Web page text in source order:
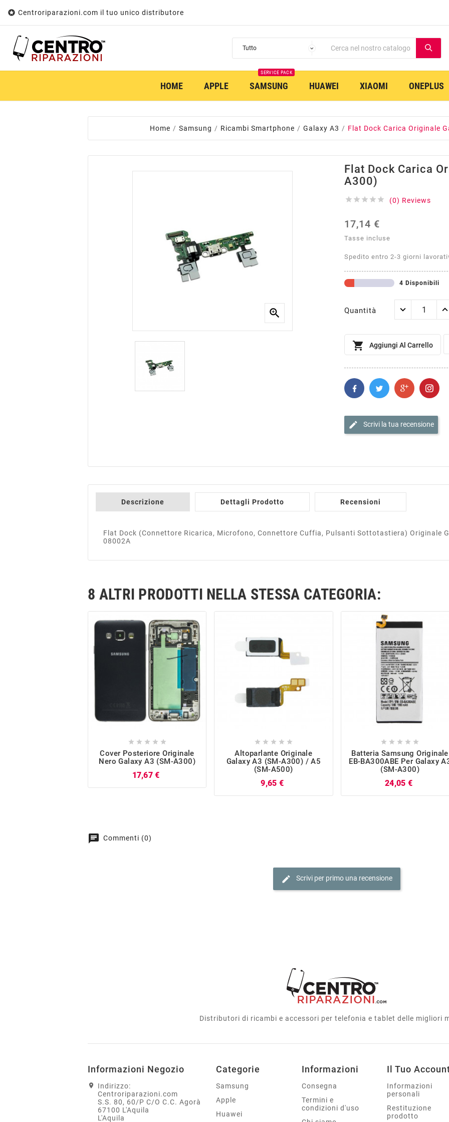
 Centroriparazioni.com il tuo unico distributore
HOME APPLE SAMSUNG
SERVICE PACK
HUAWEI XIAOMI ONEPLUS
Home Samsung Ricambi Smartphone Galaxy A3 Flat Dock Carica Originale

Flat Dock Carica
A300)
     (0) Reviews
17,14 €
Tasse incluse
Spedito entro 2-3 giorni
4 Disponibili
Quantità
 Aggiungi Al Carrello
edit Scrivi la tua recensione
Descrizione Dettagli Prodotto Recensioni
Flat Dock (Connettore Ricarica, Microfono, Connettore Cuffia, Pulsanti Sottotastiera) Originale
08002A
8 ALTRI PRODOTTI NELLA STESSA CATEGORIA:
    
Cover Posteriore Originale
Nero Galaxy A3 (SM-A300)
17,67 €
    
Altoparlante Originale
Galaxy A3 (SM-A300) / A5
(SM-A500)
9,65 €
    
Batteria Samsung Originale
EB-BA300ABE Per Galaxy
(SM-A300)
24,05 €
chat Commenti (0)
edit Scrivi per primo una recensione
Distributori di ricambi e accessori per telefonia e tablet delle migliori
Informazioni Negozio
Indirizzo:
Centroriparazioni.com
S.S. 80, 60/P C/O C.C. Agorà
67100 L'Aquila
L'Aquila
Categorie
Samsung
Apple
Huawei
Informazioni
Consegna
Termini e
condizioni d'uso
Il Tuo
Informazioni
personali
Restituzione
prodotto